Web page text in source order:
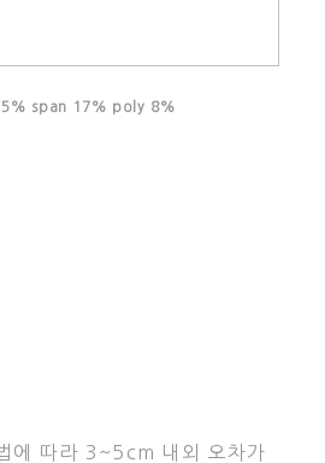
span 17% poly 8%
에 따라 3~5cm 내외 오차가